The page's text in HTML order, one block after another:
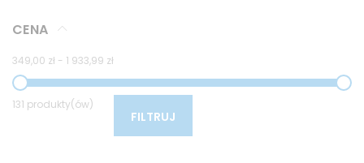
CENA
349,00 zł - 1 933,99 zł
131 produkty(ów)
FILTRUJ